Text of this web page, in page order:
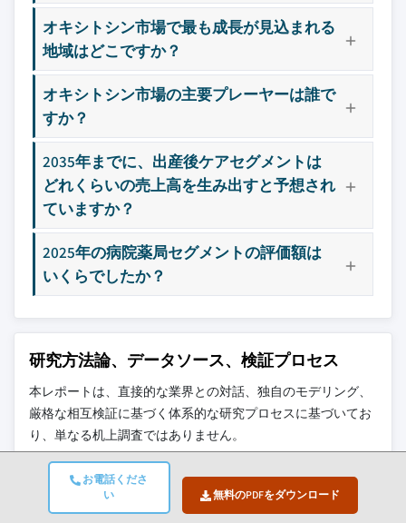
お電話くださ
い
無料のPDFをダウンロード
オキシトシン市場で最も成長が見込まれる
地域はどこですか？
オキシトシン市場の主要プレーヤーは誰で
すか？
2035年までに、出産後ケアセグメントは
どれくらいの売上高を生み出すと予想され
ていますか？
2025年の病院薬局セグメントの評価額は
いくらでしたか？
研究方法論、データソース、検証プロセス
本レポートは、直接的な業界との対話、独自のモデリング、
厳格な相互検証に基づく体系的な研究プロセスに基づいてお
り、単なる机上調査ではありません。
6ステップの研究プロセス